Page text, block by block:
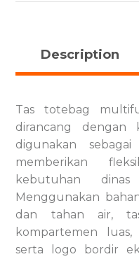
Description
Tas totebag
dirancang dengan
digunakan
memberikan
kebutuhan
Menggunakan
dan tahan air,
kompartemen
serta logo bordir